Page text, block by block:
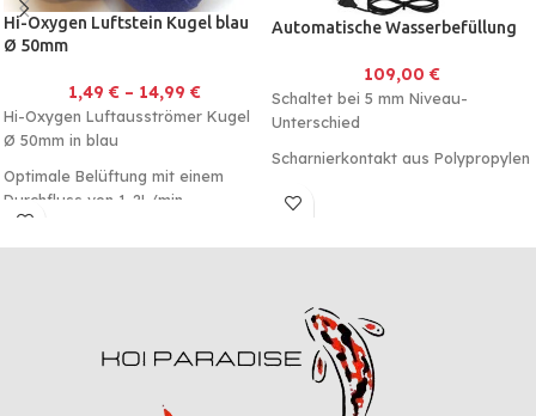
Hi-Oxygen Luftstein Kugel blau
Ø 50mm
1,49 €– 14,99 €
Hi-Oxygen Luftausströmer Kugel
Ø 50mm in blau
Optimale Belüftung mit einem
Durchfluss von 1-2L/min
Automatische Wasserbefüllung
109,00 €
Schaltet bei 5 mm Niveau-
Unterschied
Scharnierkontakt aus Polypropylen
Inkl. Magnetventil und 24V Trafo.